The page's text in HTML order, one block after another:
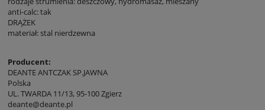
anti-calc: tak
DRĄŻEK
materiał: stal nierdzewna
Producent:
DEANTE ANTCZAK SP.JAWNA
Polska
UL. TWARDA 11/13, 95-100 Zgierz
deante@deante.pl